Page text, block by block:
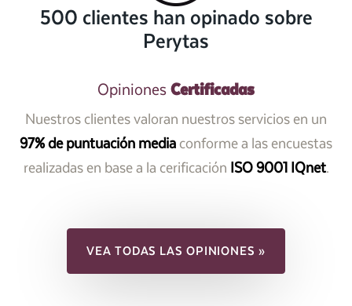
500 clientes han opinado sobre
Perytas
Opiniones Certificadas
Nuestros clientes valoran nuestros servicios en un
97% de puntuación mediaconforme a las encuestas
realizadas en base a la cerificación ISO 9001 IQnet.
VEA TODAS LAS OPINIONES »